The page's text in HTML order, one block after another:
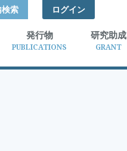
索 ログイン
発行物
PUBLICATIONS
研究助成
GRANT